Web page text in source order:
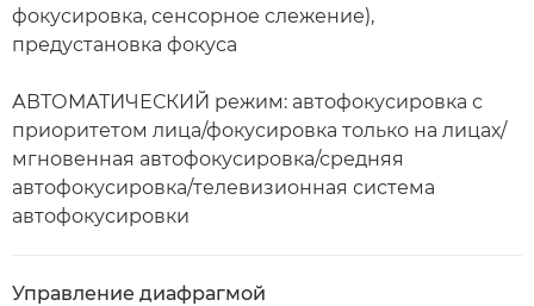
фокусировка, сенсорное слежение),
предустановка фокуса
АВТОМАТИЧЕСКИЙ режим: автофокусировка с
приоритетом лица/фокусировка только на лицах/
мгновенная автофокусировка/средняя
автофокусировка/телевизионная система
автофокусировки
Управление диафрагмой